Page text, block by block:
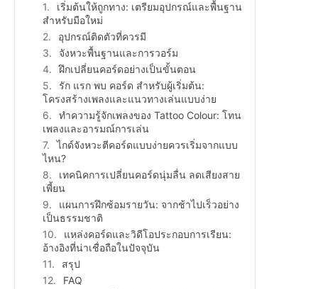
เริ่มต้นให้ถูกทาง: เตรียมอุปกรณ์และพื้นฐาน
สำหรับมือใหม่
อุปกรณ์ติดตัวที่ควรมี
จังหวะพื้นฐานและการวอร์ม
ฝึกเปลี่ยนคอร์ดอย่างเป็นขั้นตอน
รัก แรก พบ คอร์ด สำหรับผู้เริ่มต้น:
โครงสร้างเพลงและแนวทางเล่นแบบง่าย
ทำความรู้จักเพลงของ Tattoo Colour: โทน
เพลงและอารมณ์การเล่น
ไกด์จังหวะตีคอร์ดแบบง่ายควรเริ่มจากแบบ
ไหน?
เทคนิคการเปลี่ยนคอร์ดนุ่มลื่น ลดเสียงสาย
เพี้ยน
แผนการฝึกซ้อมรายวัน: จากช้าไปเร็วอย่าง
เป็นธรรมชาติ
แหล่งคอร์ดและวิดีโอประกอบการเรียน:
อ้างอิงที่น่าเชื่อถือในปัจจุบัน
สรุป
FAQ